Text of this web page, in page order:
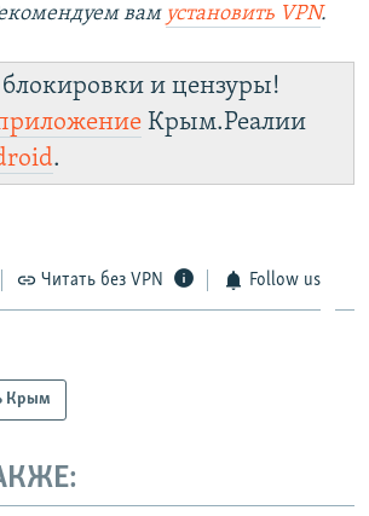
вам установить VPN.
и цензуры!
Крым.Реалии
.
Читать без VPN Follow us
Крым